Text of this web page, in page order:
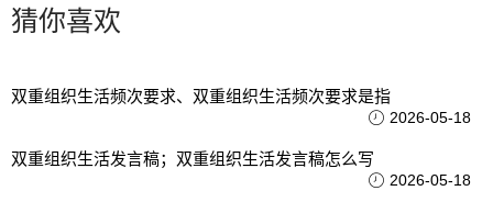
猜你喜欢
双重组织生活频次要求、双重组织生活频次要求是指
2026-05-18
双重组织生活发言稿；双重组织生活发言稿怎么写
2026-05-18